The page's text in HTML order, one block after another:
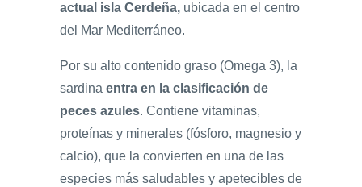
actual isla Cerdeña, ubicada en el centro
del Mar Mediterráneo.
Por su alto contenido graso (Omega 3), la
sardina entra en la clasificación de
peces azules. Contiene vitaminas,
proteínas y minerales (fósforo, magnesio y
calcio), que la convierten en una de las
especies más saludables y apetecibles de